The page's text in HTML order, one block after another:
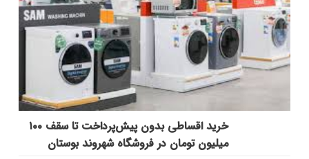
خرید اقساطی بدون پیش‌پرداخت تا سقف ۱۰۰
میلیون تومان در فروشگاه شهروند بوستان